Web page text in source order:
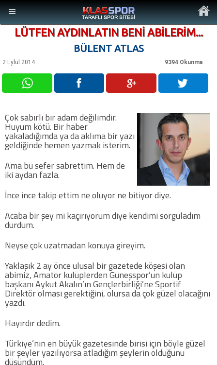
MENÜ
Son Dakika Haberler
Basketbol
Voleybol
Hentbol
Bisiklet
LÜTFEN AYDINLATIN BENİ ABİLERİM...
BÜLENT ATLAS
2 Eylül 2014 9394 Okunma
Çok sabırlı bir adam değilimdir.
Huyum kötü. Bir haber
yakaladığımda ya da aklıma bir yazı
geldiğinde hemen yazmak isterim.
Ama bu sefer sabrettim. Hem de
iki aydan fazla.
İnce ince takip ettim ne oluyor ne bitiyor diye.
Acaba bir şey mi kaçırıyorum diye kendimi sorguladım
durdum.
Neyse çok uzatmadan konuya gireyim.
Yaklaşık 2 ay önce ulusal bir gazetede köşesi olan
abimiz, Amatör kulüplerden Güneşspor’un kulüp
başkanı Aykut Akalın’ın Gençlerbirliği’ne Sportif
Direktör olması gerektiğini, olursa da çok güzel olacağını
yazdı.
Hayırdır dedim.
Türkiye’nin en büyük gazetesinde birisi için böyle güzel
bir şeyler yazılıyorsa atladığım şeylerin olduğunu
düşündüm.